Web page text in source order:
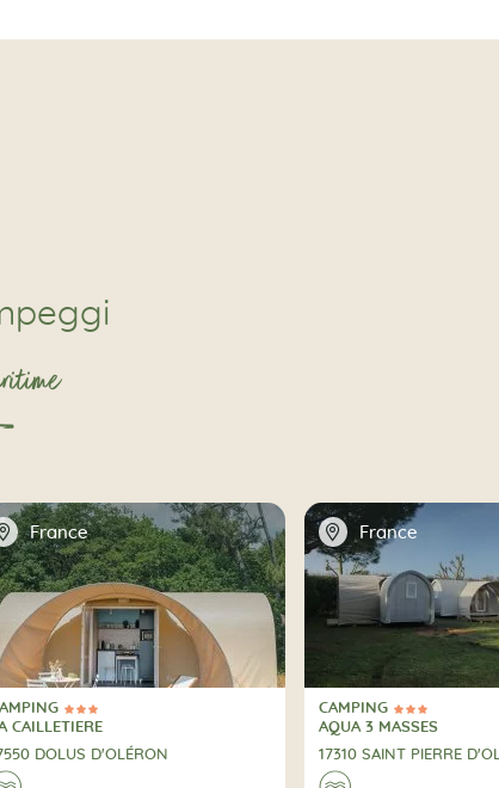
France
Stelle
CAILLETIERE
DOLUS D'OLÉRON
📍 France
3 Stelle
CAMPING
CAMPING
AQUA 3 MASSES
17310 SAINT PIERRE